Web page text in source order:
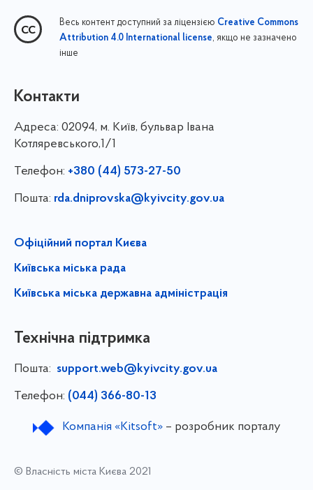
Весь контент доступний за ліцензією Creative Commons
Attribution 4.0 International license, якщо не зазначено
інше
Контакти
Адреса: 02094, м. Київ, бульвар Івана
Котляревського,1/1
Телефон: +380 (44) 573-27-50
Пошта: rda.dniprovska@kyivcity.gov.ua
Офіційний портал Києва
Київська міська рада
Київська міська державна адміністрація
Технічна підтримка
Пошта: support.web@kyivcity.gov.ua
Телефон: (044) 366-80-13
Компанія «Kitsoft»– розробник порталу
© Власність міста Києва 2021